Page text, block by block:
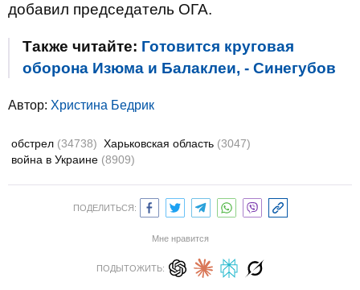
добавил председатель ОГА.
Также читайте: Готовится круговая
оборона Изюма и Балаклеи, - Синегубов
Автор: Христина Бедрик
обстрел (34738) Харьковская область (3047)
война в Украине (8909)
ПОДЕЛИТЬСЯ:
Мне нравится
ПОДЫТОЖИТЬ: